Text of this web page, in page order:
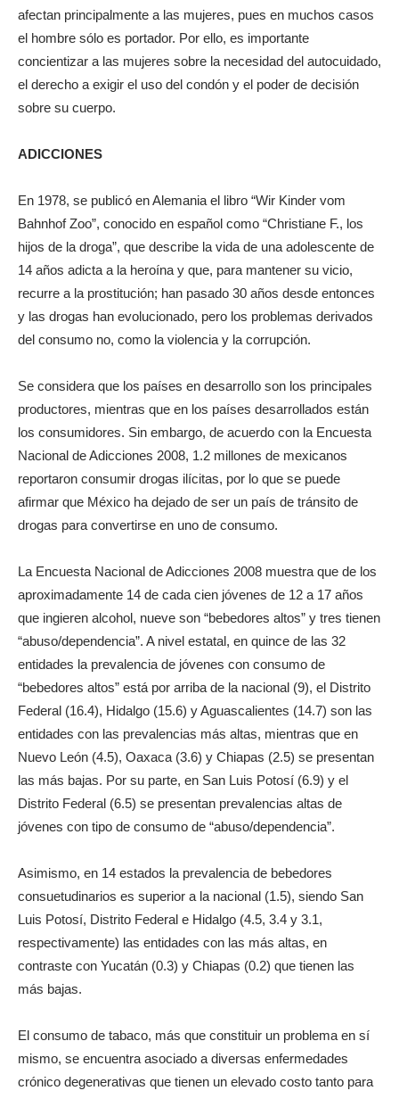
afectan principalmente a las mujeres, pues en muchos casos
el hombre sólo es portador. Por ello, es importante
concientizar a las mujeres sobre la necesidad del autocuidado,
el derecho a exigir el uso del condón y el poder de decisión
sobre su cuerpo.
ADICCIONES
En 1978, se publicó en Alemania el libro “Wir Kinder vom
Bahnhof Zoo”, conocido en español como “Christiane F., los
hijos de la droga”, que describe la vida de una adolescente de
14 años adicta a la heroína y que, para mantener su vicio,
recurre a la prostitución; han pasado 30 años desde entonces
y las drogas han evolucionado, pero los problemas derivados
del consumo no, como la violencia y la corrupción.
Se considera que los países en desarrollo son los principales
productores, mientras que en los países desarrollados están
los consumidores. Sin embargo, de acuerdo con la Encuesta
Nacional de Adicciones 2008, 1.2 millones de mexicanos
reportaron consumir drogas ilícitas, por lo que se puede
afirmar que México ha dejado de ser un país de tránsito de
drogas para convertirse en uno de consumo.
La Encuesta Nacional de Adicciones 2008 muestra que de los
aproximadamente 14 de cada cien jóvenes de 12 a 17 años
que ingieren alcohol, nueve son “bebedores altos” y tres tienen
“abuso/dependencia”. A nivel estatal, en quince de las 32
entidades la prevalencia de jóvenes con consumo de
“bebedores altos” está por arriba de la nacional (9), el Distrito
Federal (16.4), Hidalgo (15.6) y Aguascalientes (14.7) son las
entidades con las prevalencias más altas, mientras que en
Nuevo León (4.5), Oaxaca (3.6) y Chiapas (2.5) se presentan
las más bajas. Por su parte, en San Luis Potosí (6.9) y el
Distrito Federal (6.5) se presentan prevalencias altas de
jóvenes con tipo de consumo de “abuso/dependencia”.
Asimismo, en 14 estados la prevalencia de bebedores
consuetudinarios es superior a la nacional (1.5), siendo San
Luis Potosí, Distrito Federal e Hidalgo (4.5, 3.4 y 3.1,
respectivamente) las entidades con las más altas, en
contraste con Yucatán (0.3) y Chiapas (0.2) que tienen las
más bajas.
El consumo de tabaco, más que constituir un problema en sí
mismo, se encuentra asociado a diversas enfermedades
crónico degenerativas que tienen un elevado costo tanto para